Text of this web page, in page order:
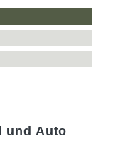
und Auto